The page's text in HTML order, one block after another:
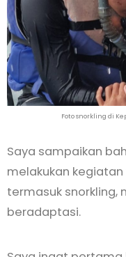
Foto snorkling di
Saya sampaikan
melakukan
termasuk snorkling,
beradaptasi.